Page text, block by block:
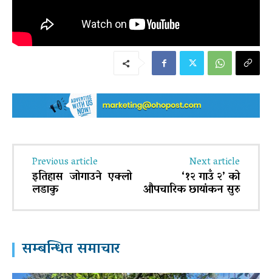
Previous article
इतिहास जोगाउने एक्लो
लडाकु
Next article
‘१२ गाउँ २’ को
औपचारिक छायांकन सुरु
सम्बन्धित समाचार